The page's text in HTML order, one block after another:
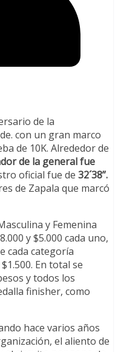
de la
con un gran marco
de 10K. Alrededor de
de la general fue
oficial fue de 32´38”.
de Zapala que marcó
y Femenina
y $5.000 cada uno,
cada categoría
En total se
y todos los
finisher, como
hace varios años
el aliento de